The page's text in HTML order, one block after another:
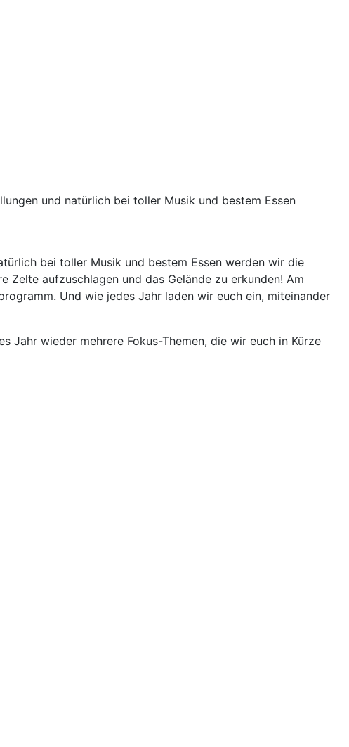
und natürlich bei toller Musik und bestem Essen
bei toller Musik und bestem Essen werden wir die
Zelte aufzuschlagen und das Gelände zu erkunden! Am
Und wie jedes Jahr laden wir euch ein, miteinander
Jahr wieder mehrere Fokus-Themen, die wir euch in Kürze